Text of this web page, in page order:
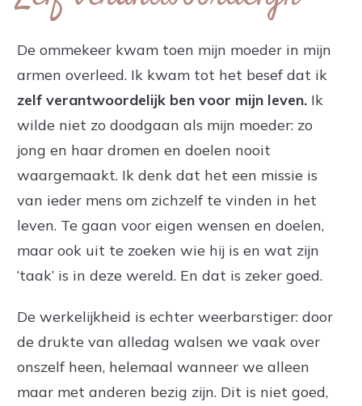
De ommekeer kwam toen mijn moeder in mijn
armen overleed. Ik kwam tot het besef dat ik
zelf verantwoordelijk ben voor mijn leven. Ik
wilde niet zo doodgaan als mijn moeder: zo
jong en haar dromen en doelen nooit
waargemaakt. Ik denk dat het een missie is
van ieder mens om zichzelf te vinden in het
leven. Te gaan voor eigen wensen en doelen,
maar ook uit te zoeken wie hij is en wat zijn
‘taak’ is in deze wereld. En dat is zeker goed.
De werkelijkheid is echter weerbarstiger: door
de drukte van alledag walsen we vaak over
onszelf heen, helemaal wanneer we alleen
maar met anderen bezig zijn. Dit is niet goed,